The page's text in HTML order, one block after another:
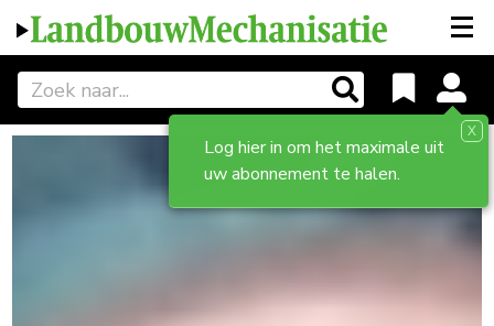
Log hier in om het maximale uit
uw abonnement te halen.
X